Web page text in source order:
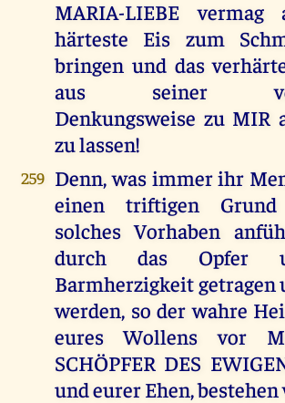
MARIA-LIEBE vermag
härteste Eis zum
bringen und das
aus seiner
Denkungsweise zu MIR
zu lassen!
259 Denn, was immer ihr
einen triftigen
solches Vorhaben
durch das Opfer
Barmherzigkeit getragen
werden, so der wahre
eures Wollens vor
SCHÖPFER DES
und eurer Ehen,